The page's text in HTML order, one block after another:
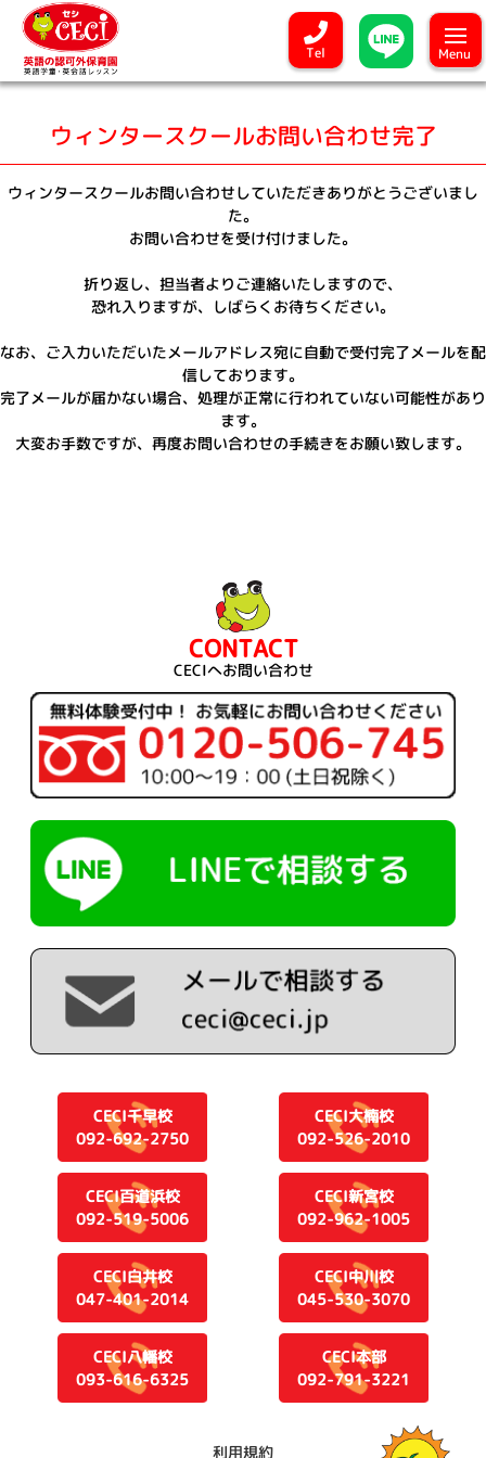
Menu
Tel
ウィンタースクールお問い合わせ完了
ウィンタースクールお問い合わせしていただきありがとうございまし
た。
お問い合わせを受け付けました。
折り返し、担当者よりご連絡いたしますので、
恐れ入りますが、しばらくお待ちください。
なお、ご入力いただいたメールアドレス宛に自動で受付完了メールを配
信しております。
完了メールが届かない場合、処理が正常に行われていない可能性があり
ます。
大変お手数ですが、再度お問い合わせの手続きをお願い致します。
CONTACT
CECIへお問い合わせ
CECI千早校
092-692-2750
CECI大楠校
092-526-2010
CECI百道浜校
092-519-5006
CECI新宮校
092-962-1005
CECI白井校
047-401-2014
CECI中川校
045-530-3070
CECI八幡校
093-616-6325
CECI本部
092-791-3221
利用規約